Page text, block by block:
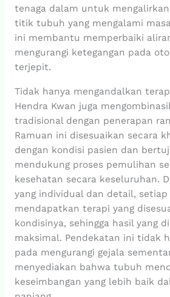
tenaga dalam untuk
titik tubuh yang mengalami
ini membantu memperbaiki
mengurangi ketegangan pada
terjepit.
Tidak hanya mengandalkan
Hendra Kwan juga
tradisional dengan penerapan
Ramuan ini disesuaikan secara
dengan kondisi pasien dan
mendukung proses pemulihan
kesehatan secara keseluruhan.
yang individual dan detail, setiap
mendapatkan terapi yang
kondisinya, sehingga hasil yang
maksimal. Pendekatan ini tidak
pada mengurangi gejala
menyediakan bahwa tubuh
keseimbangan yang lebih baik